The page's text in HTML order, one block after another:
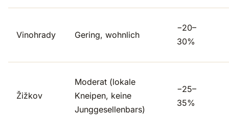
Vinohrady Gering, wohnlich
−20–
30%
Žižkov
Moderat (lokale
Kneipen, keine
Junggesellenbars)
−25–
35%